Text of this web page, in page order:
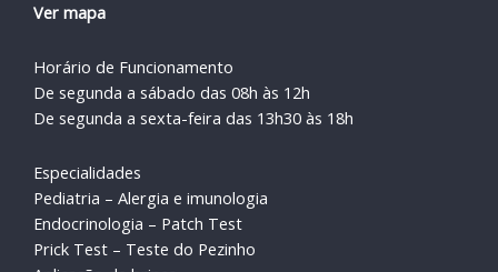
Ver mapa
Horário de Funcionamento
De segunda a sábado das 08h às 12h
De segunda a sexta-feira das 13h30 às 18h
Especialidades
Pediatria – Alergia e imunologia
Endocrinologia – Patch Test
Prick Test – Teste do Pezinho